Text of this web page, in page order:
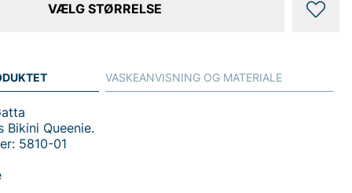
VÆLG STØRRELSE
Bikini Queenie.
5810-01
VASKEANVISNING OG MATERIALE